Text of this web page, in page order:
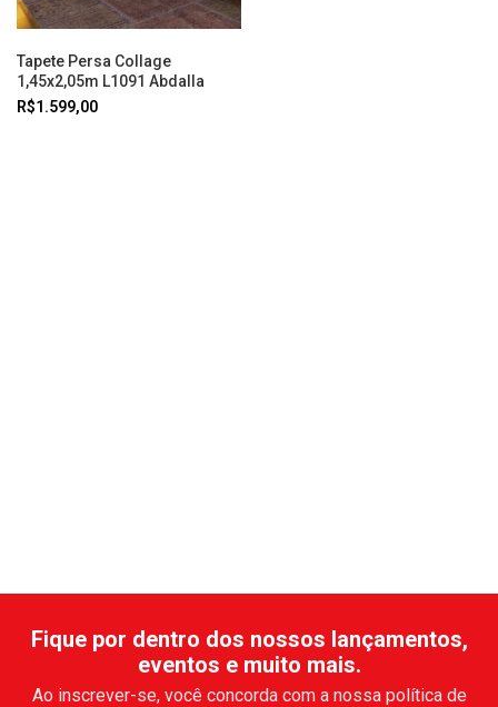
Tapete Persa Collage
1,45x2,05m L1091 Abdalla
R$1.599,00
Fique por dentro dos nossos lançamentos,
eventos e muito mais.
Ao inscrever-se, você concorda com a nossa política de